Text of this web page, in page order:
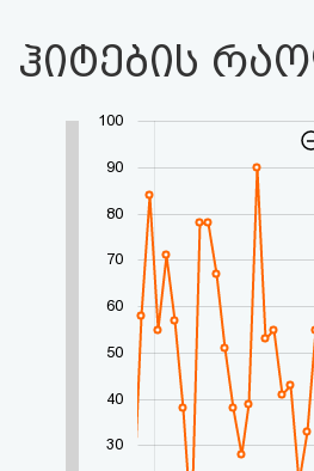
ჰიტების
30
40
50
60
70
80
90
100